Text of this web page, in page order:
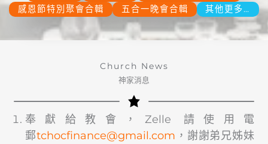
感恩節特別聚會合輯
五合一晚會合輯 其他更多…
Church News
神家消息
奉獻給教會，Zelle 請使用電
郵
moc.liamg
@ecnanifcohct
，謝謝弟兄姊妹